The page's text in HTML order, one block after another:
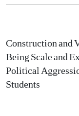
Construction
Being Scale and
Political
Students